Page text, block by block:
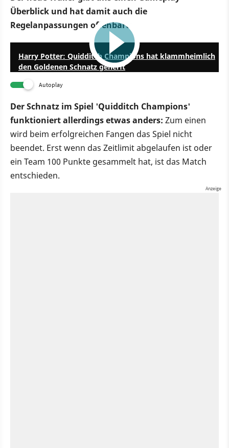
Überblick und hat damit auch die
Regelanpassungen offenbart:
Harry Potter: Quidditch Champions hat klammheimlich
den Goldenen Schnatz generft
Autoplay
Der Schnatz im Spiel 'Quidditch Champions'
funktioniert allerdings etwas anders: Zum einen
wird beim erfolgreichen Fangen das Spiel nicht
beendet. Erst wenn das Zeitlimit abgelaufen ist oder
ein Team 100 Punkte gesammelt hat, ist das Match
entschieden.